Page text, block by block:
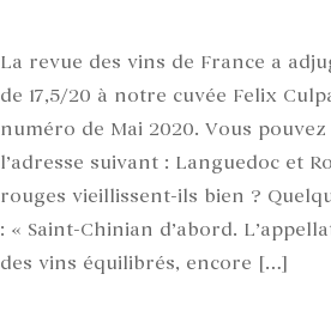
La revue des vins de France a
de 17,5/20 à notre cuvée Felix
numéro de Mai 2020. Vous
l’adresse suivant : Languedoc et
rouges vieillissent-ils bien ?
: « Saint-Chinian d’abord.
des vins équilibrés, encore […]